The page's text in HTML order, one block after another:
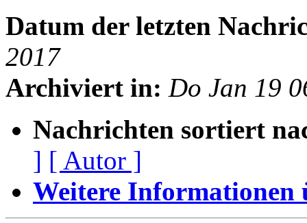
Datum der letzten
2017
Archiviert in: Do Jan 19
Nachrichten sortiert
] [ Autor ]
Weitere Informationen